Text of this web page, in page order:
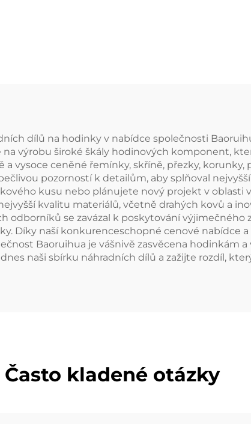
dílů na hodinky v nabídce společnosti
výrobu široké škály hodinových komponent,
vysoce ceněné řemínky, skříně, přezky,
pozorností k detailům, aby splňoval
kusu nebo plánujete nový projekt v oblasti
kvalitu materiálů, včetně drahých kovů a
odborníků se zavázal k poskytování výjimečného
Díky naší konkurenceschopné cenové nabídce
Baoruihua je vášnivě zasvěcena hodinkám
naši sbírku náhradních dílů a zažijte rozdíl,
Často kladené otázky